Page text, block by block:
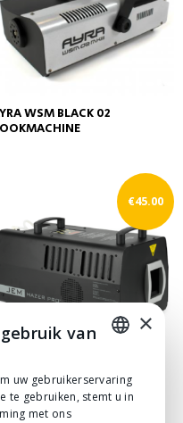
WSM BLACK 02
COMPACT HAZER PRO
€45.00
DUTCH
×
van
uw gebruikerservaring
te gebruiken, stemt u in
met ons